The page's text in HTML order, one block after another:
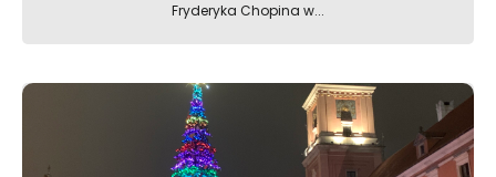
Fryderyka Chopina w...